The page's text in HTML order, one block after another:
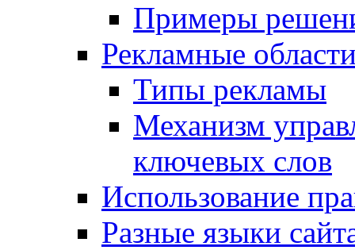
Примеры
Рекламные
Типы рекламы
Механизм
ключевых слов
Использование
Разные языки